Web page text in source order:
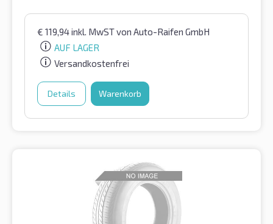
€ 119,94inkl. MwSTvon Auto-Raifen GmbH
AUF LAGER
Versandkostenfrei
Details Warenkorb